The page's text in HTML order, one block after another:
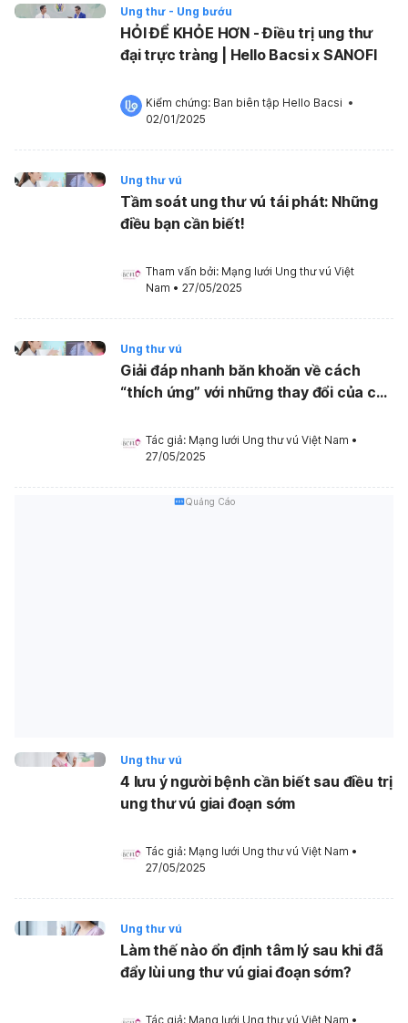
Ung thư - Ung bướu
HỎI ĐỂ KHỎE HƠN - Điều trị ung thư
đại trực tràng | Hello Bacsi x SANOFI
Kiểm chứng: Ban biên tập Hello Bacsi •
02/01/2025
Ung thư vú
Tầm soát ung thư vú tái phát: Những
điều bạn cần biết!
Tham vấn bởi: Mạng lưới Ung thư vú Việt
Nam • 27/05/2025
Ung thư vú
Giải đáp nhanh băn khoăn về cách
“thích ứng” với những thay đổi của cơ
thư vúTác giả: Mạng lưới Ung thư vú Việt Nam •
27/05/2025
Quảng Cáo
Ung thư vú
4 lưu ý người bệnh cần biết sau điều trị
ung thư vú giai đoạn sớm
Tác giả: Mạng lưới Ung thư vú Việt Nam •
27/05/2025
Ung thư vú
Làm thế nào ổn định tâm lý sau khi đã
đẩy lùi ung thư vú giai đoạn sớm?
Tác giả: Mạng lưới Ung thư vú Việt Nam •